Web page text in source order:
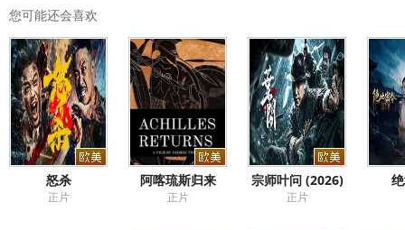
您可能还会喜欢
怒杀
正片
阿喀琉斯归来
正片
宗师叶问 (2026)
正片